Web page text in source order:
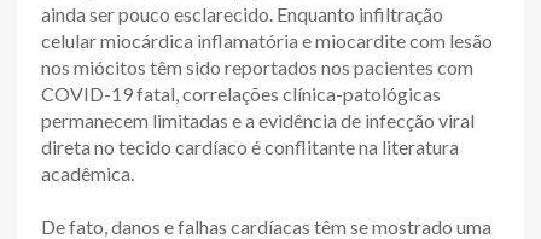
ainda ser pouco esclarecido. Enquanto infiltração
celular miocárdica inflamatória e miocardite com lesão
nos miócitos têm sido reportados nos pacientes com
COVID-19 fatal, correlações clínica-patológicas
permanecem limitadas e a evidência de infecção viral
direta no tecido cardíaco é conflitante na literatura
acadêmica.
De fato, danos e falhas cardíacas têm se mostrado uma